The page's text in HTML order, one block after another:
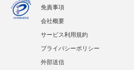
免責事項
会社概要
サービス利用規約
プライバシーポリシー
外部送信